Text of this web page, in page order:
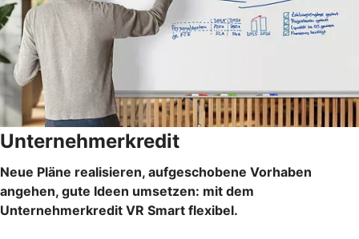
Unternehmerkredit
Neue Pläne realisieren, aufgeschobene Vorhaben
angehen, gute Ideen umsetzen: mit dem
Unternehmerkredit VR Smart flexibel.